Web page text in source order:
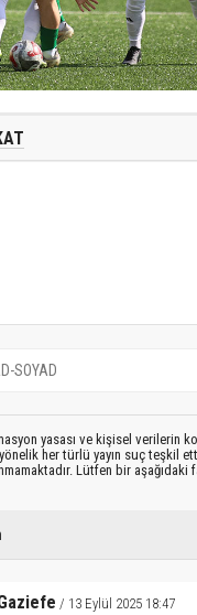
yasası ve kişisel verilerin
her türlü yayın suç teşkil
Lütfen bir aşağıdaki
/ 13 Eylül 2025 18:47